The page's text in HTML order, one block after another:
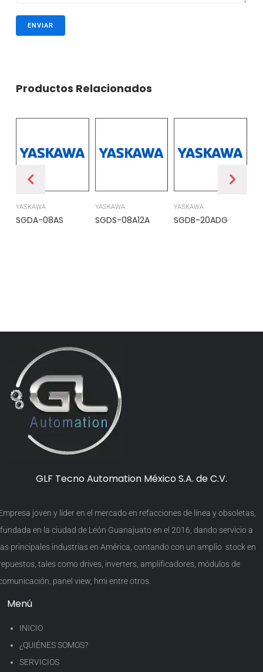
Productos Relacionados
YASKAWA
SGDA-08AS
YASKAWA
SGDS-08A12A
YASKAWA
SGDB-20ADG
GLF Tecno Automation México S.A. de C.V.
joven y líder en el mercado en refacciones de línea y obsoletas,
en la ciudad de León Guanajuato en el 2016, dando servicio a
principales industrias en América, contando con un amplio stock en
tales como drives, inverters, amplificadores, módulos de
panel view, hmi entre otros.
Menú
INICIO
¿QUIÉNES SOMOS?
SERVICIOS